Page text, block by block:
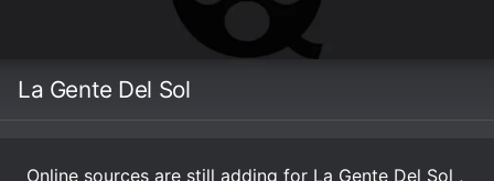
La Gente Del Sol
Online sources are still adding for La Gente Del Sol ,